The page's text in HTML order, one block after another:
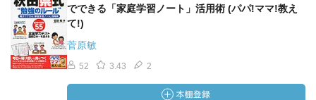
でできる「家庭学習ノート」活用術 (パパ!ママ!教え
て!)
菅原敏
52 3.43 2